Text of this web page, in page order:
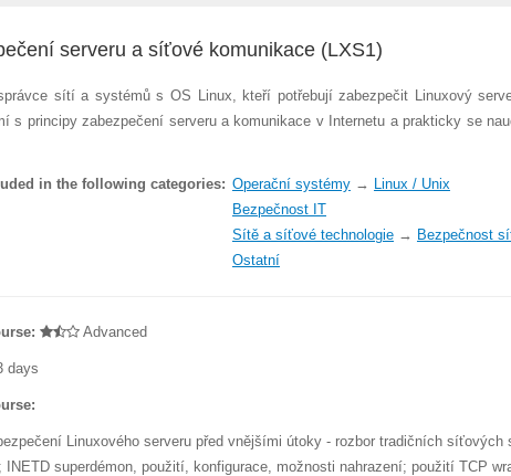
serveru a síťové komunikace (LXS1)
sítí a systémů s OS Linux, kteří potřebují zabezpečit Linuxový
s principy zabezpečení serveru a komunikace v Internetu a prakticky se
in the following categories: Operační systémy→ Linux / Unix
Bezpečnost IT
Sítě a síťové technologie→ Bezpečnost
Ostatní
Advanced
days
Linuxového serveru před vnějšími útoky - rozbor tradičních síťových
INETD superdémon, použití, konfigurace, možnosti nahrazení; použití TCP